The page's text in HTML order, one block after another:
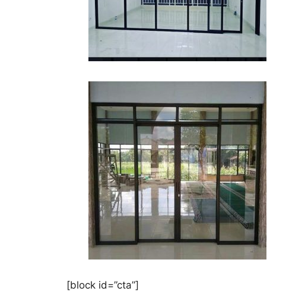
[block id=”cta”]